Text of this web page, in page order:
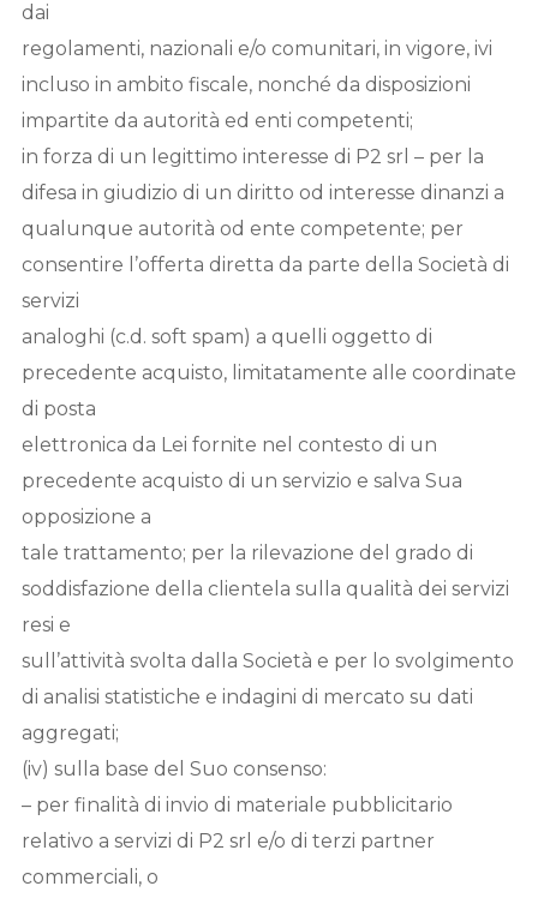
dai
regolamenti, nazionali e/o comunitari, in vigore, ivi
incluso in ambito fiscale, nonché da disposizioni
impartite da autorità ed enti competenti;
in forza di un legittimo interesse di P2 srl – per la
difesa in giudizio di un diritto od interesse dinanzi a
qualunque autorità od ente competente; per
consentire l’offerta diretta da parte della Società di
servizi
analoghi (c.d. soft spam) a quelli oggetto di
precedente acquisto, limitatamente alle coordinate
di posta
elettronica da Lei fornite nel contesto di un
precedente acquisto di un servizio e salva Sua
opposizione a
tale trattamento; per la rilevazione del grado di
soddisfazione della clientela sulla qualità dei servizi
resi e
sull’attività svolta dalla Società e per lo svolgimento
di analisi statistiche e indagini di mercato su dati
aggregati;
(iv) sulla base del Suo consenso:
– per finalità di invio di materiale pubblicitario
relativo a servizi di P2 srl e/o di terzi partner
commerciali, o